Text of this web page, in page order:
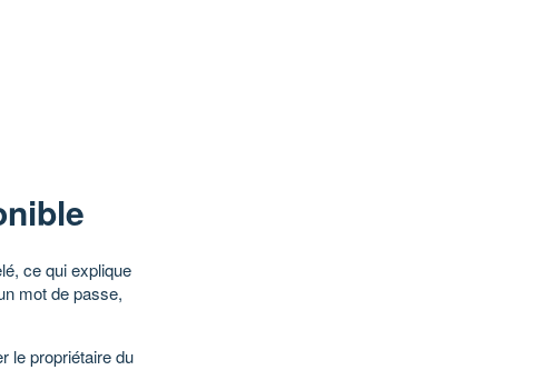
ce qui explique
mot de passe,
le propriétaire du